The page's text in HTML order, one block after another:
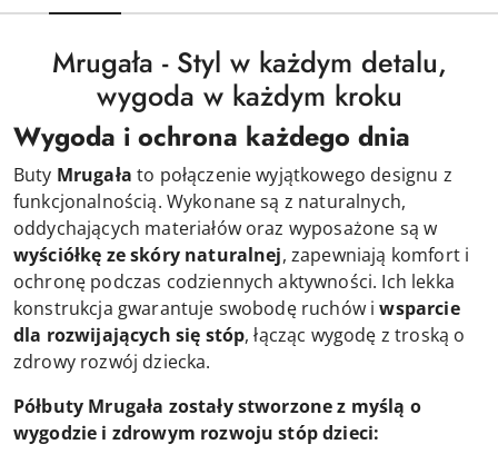
Mrugała - Styl w każdym detalu,
wygoda w każdym kroku
Wygoda i ochrona każdego dnia
Buty Mrugała to połączenie wyjątkowego designu z
funkcjonalnością. Wykonane są z naturalnych,
oddychających materiałów oraz wyposażone są w
wyściółkę ze skóry naturalnej, zapewniają komfort i
ochronę podczas codziennych aktywności. Ich lekka
konstrukcja gwarantuje swobodę ruchów iwsparcie
dla rozwijających się stóp, łącząc wygodę z troską o
zdrowy rozwój dziecka.
Półbuty Mrugała zostały stworzone z myślą o
wygodzie i zdrowym rozwoju stóp dzieci: